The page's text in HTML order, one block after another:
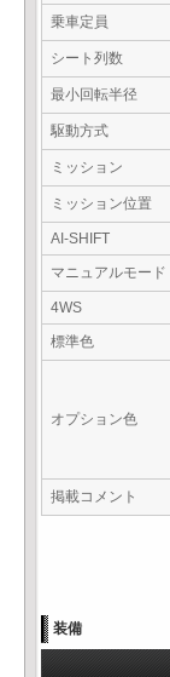
乗車定員
シート列数
最小回転半径
駆動方式
ミッション
ミッション位置
AI-SHIFT
マニュアルモード
4WS
標準色
オプション色
掲載コメント
装備